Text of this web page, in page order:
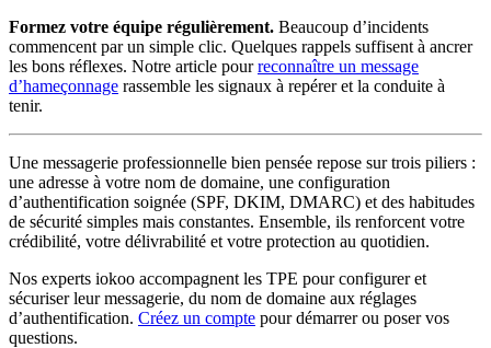
Formez votre équipe régulièrement. Beaucoup d’incidents
commencent par un simple clic. Quelques rappels suffisent à ancrer
les bons réflexes. Notre article pourreconnaître un message
d’hameçonnage rassemble les signaux à repérer et la conduite à
tenir.
Une messagerie professionnelle bien pensée repose sur trois piliers :
une adresse à votre nom de domaine, une configuration
d’authentification soignée (SPF, DKIM, DMARC) et des habitudes
de sécurité simples mais constantes. Ensemble, ils renforcent votre
crédibilité, votre délivrabilité et votre protection au quotidien.
Nos experts iokoo accompagnent les TPE pour configurer et
sécuriser leur messagerie, du nom de domaine aux réglages
d’authentification. Créez un compte pour démarrer ou poser vos
questions.